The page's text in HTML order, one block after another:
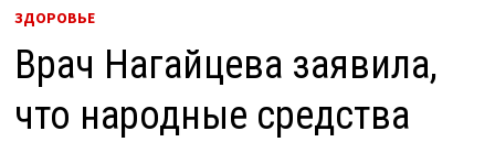
ЗДОРОВЬЕ
Врач Нагайцева заявила,
что народные средства